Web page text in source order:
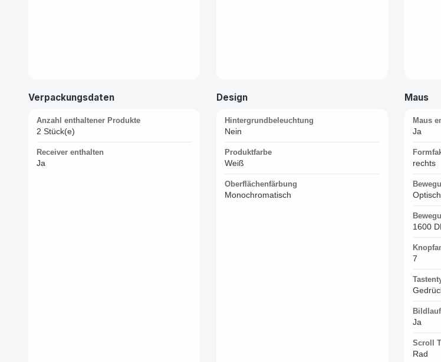
Verpackungsdaten
Anzahl enthaltener Produkte
2 Stück(e)
Receiver enthalten
Ja
Design
Hintergrundbeleuchtung
Nein
Produktfarbe
Weiß
Oberflächenfärbung
Monochromatisch
Maus
Maus
Ja
rechts
Optisch
1600
7
Ja
Scroll
Rad